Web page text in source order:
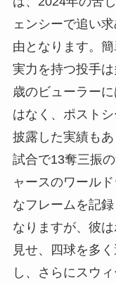
ェンシーで追い
由となります。
実力を持つ投手
歳のビューラー
はなく、ポスト
披露した実績も
試合で13奪三振
ャースのワール
なフレームを記
なりますが、彼
見せ、四球を多
し、さらにスウ